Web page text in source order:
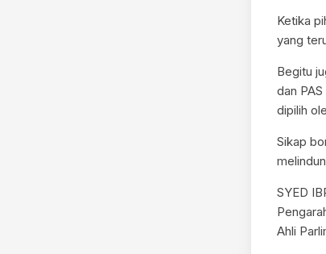
Ketika
yang
Begitu
dan
dipilih
Sikap
SYED
Ahli